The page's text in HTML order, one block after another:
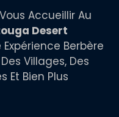
Desert
Berbère
Villages, Des
Et Bien Plus